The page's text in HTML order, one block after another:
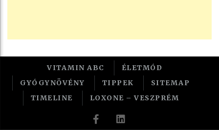
VITAMIN ABC
ÉLETMÓD
GYÓGYNÖVÉNY
TIPPEK
SITEMAP
TIMELINE
LOXONE – VESZPRÉM